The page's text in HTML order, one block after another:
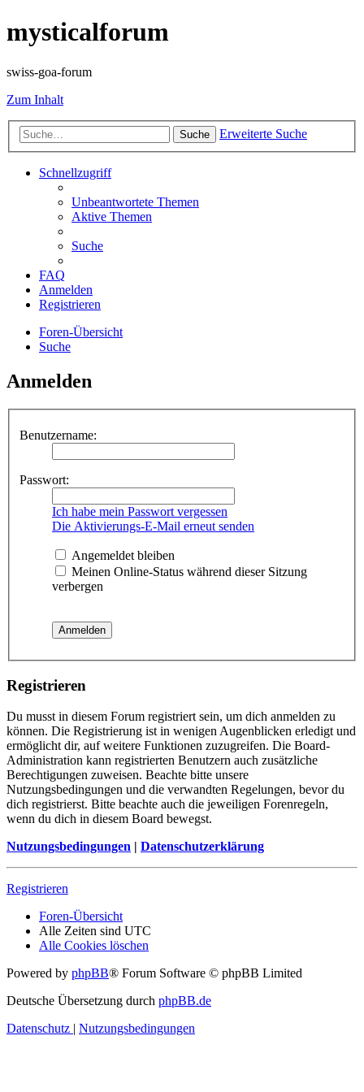
mysticalforum
swiss-goa-forum
Zum Inhalt
Suche Erweiterte Suche
Schnellzugriff
Unbeantwortete Themen
Aktive Themen
Suche
FAQ
Anmelden
Registrieren
Foren-Übersicht
Suche
Anmelden
Benutzername:
Passwort:
Ich habe mein Passwort vergessen
Die Aktivierungs-E-Mail erneut senden
Angemeldet bleiben
Meinen Online-Status während dieser Sitzung
verbergen
Registrieren
Du musst in diesem Forum registriert sein, um dich anmelden zu
können. Die Registrierung ist in wenigen Augenblicken erledigt und
ermöglicht dir, auf weitere Funktionen zuzugreifen. Die Board-
Administration kann registrierten Benutzern auch zusätzliche
Berechtigungen zuweisen. Beachte bitte unsere
Nutzungsbedingungen und die verwandten Regelungen, bevor du
dich registrierst. Bitte beachte auch die jeweiligen Forenregeln,
wenn du dich in diesem Board bewegst.
Nutzungsbedingungen | Datenschutzerklärung
Registrieren
Foren-Übersicht
Alle Zeiten sind UTC
Alle Cookies löschen
Powered by phpBB® Forum Software © phpBB Limited
Deutsche Übersetzung durch phpBB.de
Datenschutz | Nutzungsbedingungen